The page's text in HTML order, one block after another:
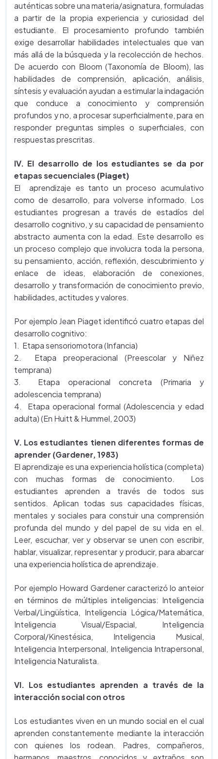
auténticas sobre una materia/asignatura, formuladas
a partir de la propia experiencia y curiosidad del
estudiante. El procesamiento profundo también
exige desarrollar habilidades intelectuales que van
más allá de la búsqueda y la recolección de hechos.
De acuerdo con Bloom (Taxonomía de Bloom), las
habilidades de comprensión, aplicación, análisis,
síntesis y evaluación ayudan a estimular la indagación
que conduce a conocimiento y comprensión
profundos y no, a procesar superficialmente, para en
responder preguntas simples o superficiales, con
respuestas prescritas.
IV. El desarrollo de los estudiantes se da por
etapas secuenciales (Piaget)
El aprendizaje es tanto un proceso acumulativo
como de desarrollo, para volverse informado. Los
estudiantes progresan a través de estadíos del
desarrollo cognitivo, y su capacidad de pensamiento
abstracto aumenta con la edad. Este desarrollo es
un proceso complejo que involucra toda la persona,
su pensamiento, acción, reflexión, descubrimiento y
enlace de ideas, elaboración de conexiones,
desarrollo y transformación de conocimiento previo,
habilidades, actitudes y valores.
Por ejemplo Jean Piaget identificó cuatro etapas del
desarrollo cognitivo:
1. Etapa sensoriomotora (Infancia)
2. Etapa preoperacional (Preescolar y Niñez
temprana)
3. Etapa operacional concreta (Primaria y
adolescencia temprana)
4. Etapa operacional formal (Adolescencia y edad
adulta) (En Huitt & Hummel, 2003)
V. Los estudiantes tienen diferentes formas de
aprender (Gardener, 1983)
El aprendizaje es una experiencia holística (completa)
con muchas formas de conocimiento. Los
estudiantes aprenden a través de todos sus
sentidos. Aplican todas sus capacidades físicas,
mentales y sociales para constuir una comprensión
profunda del mundo y del papel de su vida en el.
Leer, escuchar, ver y observar se unen con escribir,
hablar, visualizar, representar y producir, para abarcar
una experiencia holística de aprendizaje.
Por ejemplo Howard Gardener caracterizó lo anteior
en términos de múltiples inteligencias: Inteligencia
Verbal/Lingüística, Inteligencia Lógica/Matemática,
Inteligencia Visual/Espacial, Inteligencia
Corporal/Kinestésica, Inteligencia Musical,
Inteligencia Interpersonal, Inteligencia Intrapersonal,
Inteligencia Naturalista.
VI. Los estudiantes aprenden a través de la
interacción social con otros
Los estudiantes viven en un mundo social en el cual
aprenden constantemente mediante la interacción
con quienes los rodean. Padres, compañeros,